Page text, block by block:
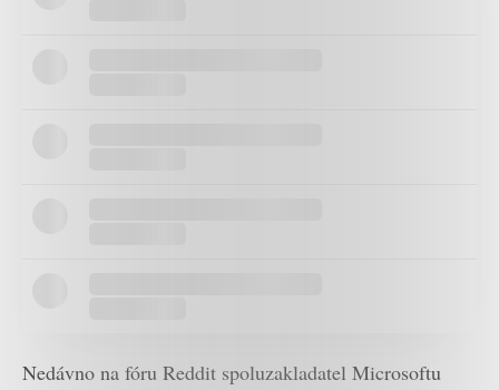
Nedávno na fóru Reddit spoluzakladatel Microsoftu